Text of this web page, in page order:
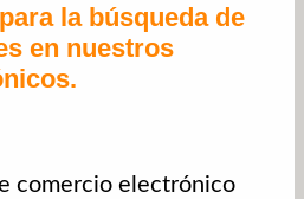
la búsqueda de
en nuestros
comercio electrónico